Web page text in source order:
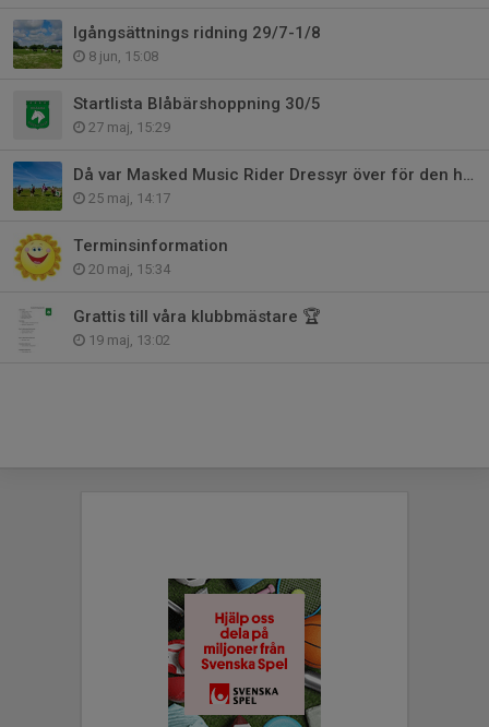
Igångsättnings ridning 29/7-1/8
8 jun, 15:08
Startlista Blåbärshoppning 30/5
27 maj, 15:29
Då var Masked Music Rider Dressyr över för den här gången 🎠
25 maj, 14:17
Terminsinformation
20 maj, 15:34
Grattis till våra klubbmästare 🏆
19 maj, 13:02